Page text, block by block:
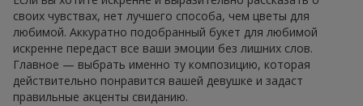
своих чувствах, нет лучшего способа, чем цветы для
любимой. Аккуратно подобранный букет для любимой
искренне передаст все ваши эмоции без лишних слов.
Главное — выбрать именно ту композицию, которая
действительно понравится вашей девушке и задаст
правильные акценты свиданию.